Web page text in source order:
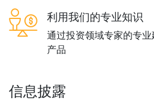
利用我们的专业知识
通过投资领域专家的专
产品
信息披露